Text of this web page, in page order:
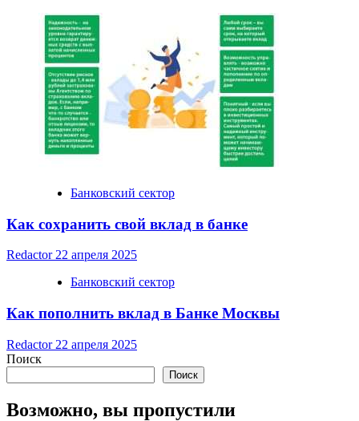
Банковский сектор
Как сохранить свой вклад в банке
Redactor22 апреля 2025
Банковский сектор
Как пополнить вклад в Банке Москвы
Redactor 22 апреля 2025
Поиск
Поиск
Возможно, вы пропустили